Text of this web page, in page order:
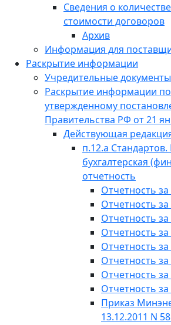
Сведения о
стоимости договоров
Архив
Информация для
Раскрытие информации
Учредительные документы
Раскрытие информации по
утвержденному
Правительства РФ от 21
Действующая
п.12.а Стандартов.
бухгалтерская
отчетность
Отчетность за
Отчетность за
Отчетность за
Отчетность за
Отчетность за
Отчетность за
Отчетность за
Отчетность за
Приказ
13.12.2011 N